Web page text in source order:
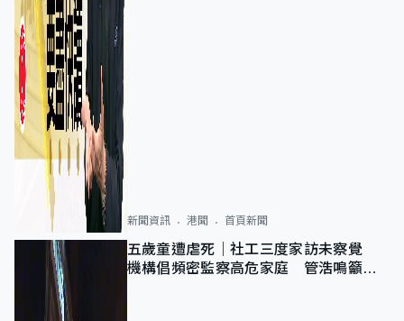
新聞資訊 港聞 首頁新聞
五歲童遭虐死｜社工三度家訪未察覺
機構倡頻密監察高危家庭 管浩鳴籲加